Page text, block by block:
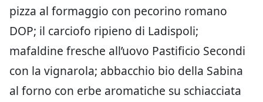
pizza al formaggio con pecorino romano
DOP; il carciofo ripieno di Ladispoli;
mafaldine fresche all’uovo Pastificio Secondi
con la vignarola; abbacchio bio della Sabina
al forno con erbe aromatiche su schiacciata